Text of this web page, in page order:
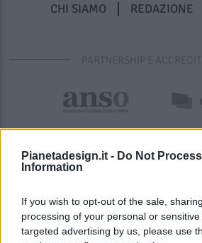
Pianetadesign.it - Do Not
Information
If you wish to opt-out of the sale,
processing of your personal or
targeted advertising by us, please use
CHI SIAMO REDAZIONE
PARTNERSHIP E
© 2026 - Pianeta Design - P.IVA